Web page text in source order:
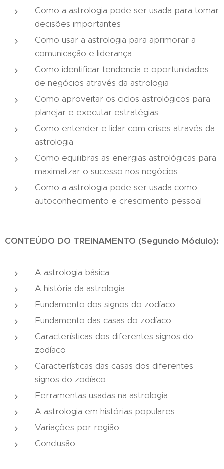
Como a astrologia pode ser usada para tomar
decisões importantes
Como usar a astrologia para aprimorar a
comunicação e liderança
Como identificar tendencia e oportunidades
de negócios através da astrologia
Como aproveitar os ciclos astrológicos para
planejar e executar estratégias
Como entender e lidar com crises através da
astrologia
Como equilibras as energias astrológicas para
maximalizar o sucesso nos negócios
Como a astrologia pode ser usada como
autoconhecimento e crescimento pessoal
CONTEÚDO DO TREINAMENTO (Segundo Módulo):
A astrologia básica
A história da astrologia
Fundamento dos signos do zodíaco
Fundamento das casas do zodíaco
Características dos diferentes signos do
zodíaco
Características das casas dos diferentes
signos do zodíaco
Ferramentas usadas na astrologia
A astrologia em histórias populares
Variações por região
Conclusão